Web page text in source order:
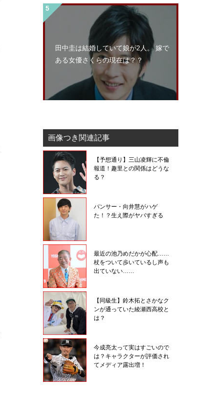
田中圭は結婚していて娘が2人。 嫁で
ある女優さくらの現在は？？
画像つき関連記事
【予想通り】三山凌輝に不倫
報道！趣里との関係はどうな
る？
パンサー・向井慧がハゲ
た！？生え際がヤバすぎる
最近の池乃めだかが心配……
杖をついて歩いているし声も
出ていない……
【同級生】鈴木拓とさかなク
ンが通っていた綾瀬西高校と
は？
今成亮太って実はすごいので
は？キャラクターが評価され
てメディア露出増！